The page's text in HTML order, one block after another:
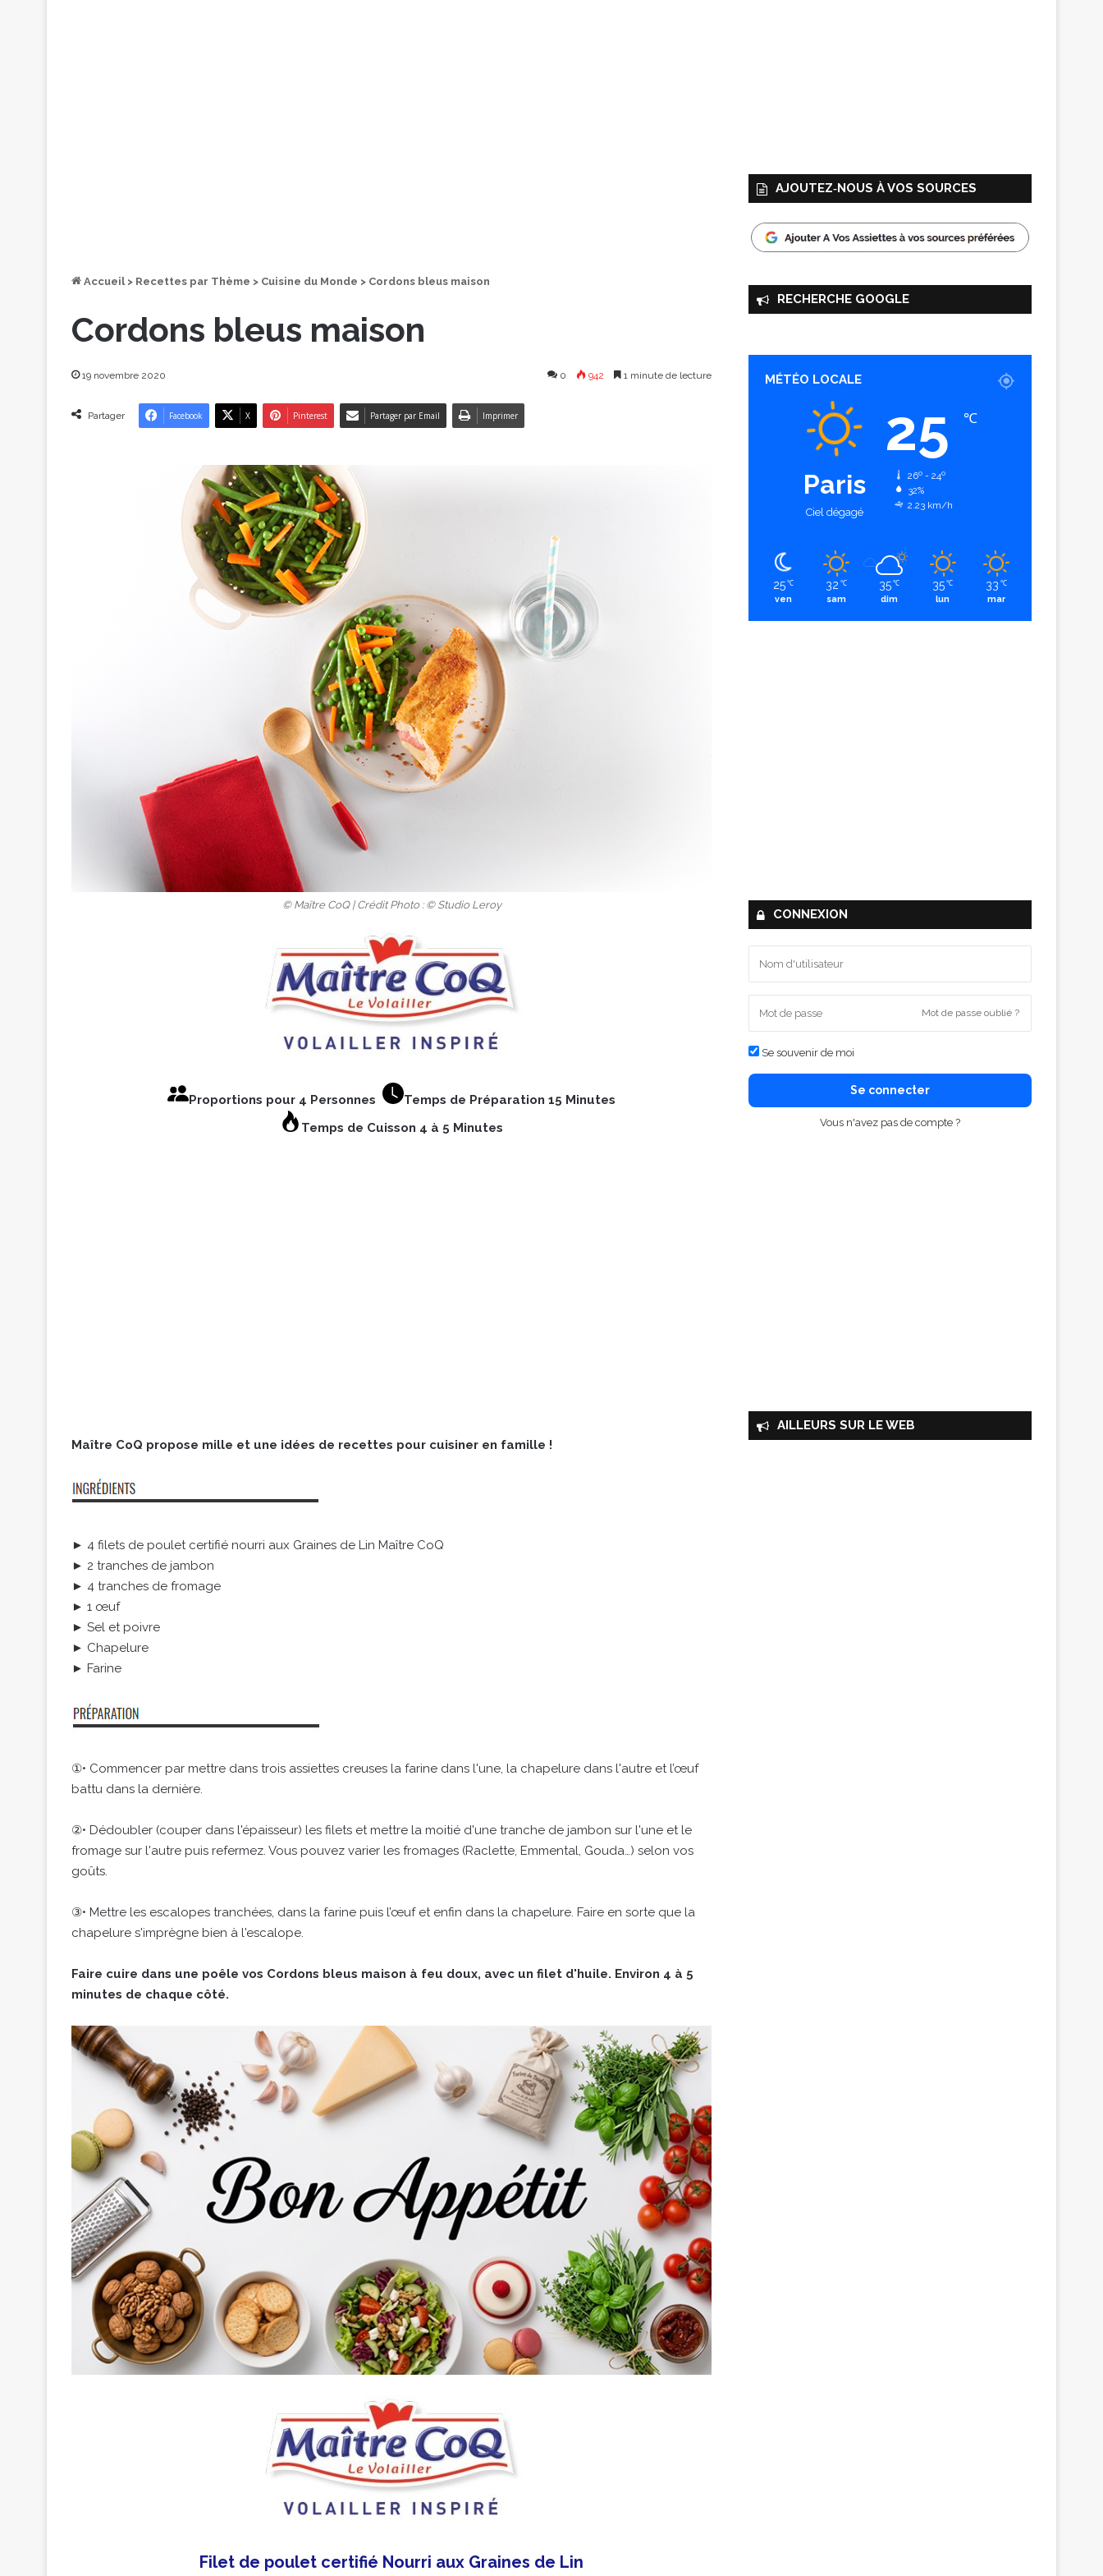
Accueil > Recettes par Thème > Cuisine du Monde > Cordons bleus maison
Cordons bleus maison
19 novembre 2020 0 942 1 minute de lecture
Partager Facebook X Pinterest Partager par Email Imprimer
© Maître CoQ | Crédit Photo : © Studio Leroy
Proportions pour 4 Personnes
Temps de Préparation 15 Minutes
Temps de Cuisson 4 à 5 Minutes
Maître CoQ propose mille et une idées de recettes pour cuisiner en famille !
► 4 filets de poulet certifié nourri aux Graines de Lin Maître CoQ
► 2 tranches de jambon
► 4 tranches de fromage
► 1 œuf
► Sel et poivre
► Chapelure
► Farine
①• Commencer par mettre dans trois assiettes creuses la farine dans l'une, la chapelure dans l'autre et l’œuf
battu dans la dernière.
②• Dédoubler (couper dans l'épaisseur) les filets et mettre la moitié d'une tranche de jambon sur l'une et le
fromage sur l'autre puis refermez. Vous pouvez varier les fromages (Raclette, Emmental, Gouda…) selon vos
goûts.
③• Mettre les escalopes tranchées, dans la farine puis l’œuf et enfin dans la chapelure. Faire en sorte que la
chapelure s'imprègne bien à l'escalope.
Faire cuire dans une poêle vos Cordons bleus maison à feu doux, avec un filet d'huile. Environ 4 à 5
minutes de chaque côté.
Filet de poulet certifié Nourri aux Graines de Lin
AJOUTEZ‑NOUS À VOS SOURCES
RECHERCHE GOOGLE
MÉTÉO LOCALE
Paris
Ciel dégagé
25 ℃
26º - 24º
32%
2.23 km/h
25 ℃
ven
32 ℃
sam
35 ℃
dim
35 ℃
lun
33 ℃
mar
CONNEXION
Mot de passe oublié ?
Se souvenir de moi
Se connecter
Vous n'avez pas de compte ?
AILLEURS SUR LE WEB